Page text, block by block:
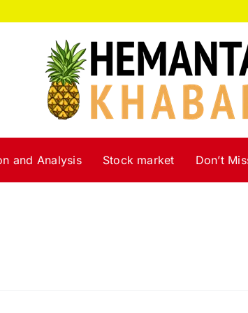
and Analysis Stock market Don’t